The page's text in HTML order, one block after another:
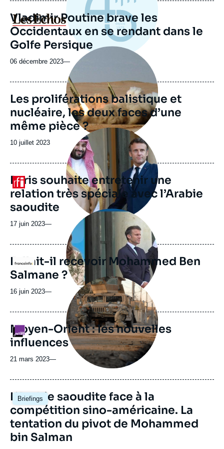
Logo
Vladimir Poutine brave les
Occidentaux en se rendant dans le
Golfe Persique
06 décembre 2023—
Image
principale
Les proliférations balistique et
nucléaire, les deux faces d’une
même pièce ?
Date
publication
10 juillet 2023
Logo
Image
principale
médiatique
Paris souhaite entretenir une
relation très spéciale avec l’Arabie
saoudite
17 juin 2023—
Logo
Image
principale
médiatique
Fallait-il recevoir Mohammed Ben
Salmane ?
16 juin 2023—
Logo
Image
principale
médiatique
Moyen-Orient : les nouvelles
influences
21 mars 2023—
Briefings
Image
principale
L’Arabie saoudite face à la
compétition sino-américaine. La
tentation du pivot de Mohammed
bin Salman